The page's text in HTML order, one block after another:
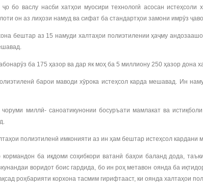
бо васлу насби хатҳои муосири технологӣ асосан истеҳсоли
он аз лиҳози намуд ва сифат ба стандартҳои замони имрӯз
бештар аз 15 намуди халтаҳои полиэтилении ҳаҷму
ба 175 ҳазор ва дар як моҳ ба 5 миллиону 250 ҳазор дона
барои маводи хӯрока истеҳсол карда мешавад. Ин
миллӣ- саноатикунонии босуръати мамлакат ва
полиэтиленӣ имконияти аз ин ҳам бештар истеҳсол кардани
ба иқдоми соҳибкори ватанӣ баҳои баланд дода,
воридот боис гардида, бо ин роҳ метавон оянда ба
роҳбарияти корхона тасмим гирифтааст, ки оянда халтаҳои